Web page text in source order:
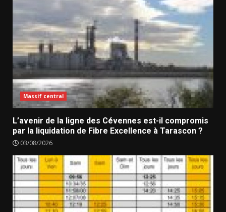
Massif central
L’avenir de la ligne des Cévennes est-il compromis
par la liquidation de Fibre Excellence à Tarascon ?
03/08/2026